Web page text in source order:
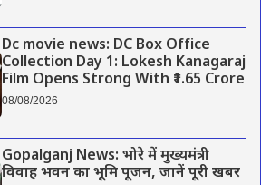
Dc movie news: DC Box Office
Collection Day 1: Lokesh Kanagaraj
Film Opens Strong With ₹1.65 Crore
08/08/2026
Gopalganj News: भोरे में मुख्यमंत्री
विवाह भवन का भूमि पूजन, जानें पूरी खबर